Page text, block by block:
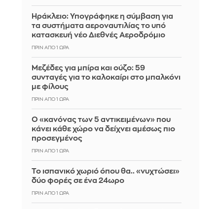
Ηράκλειο: Υπογράφηκε η σύμβαση για
τα συστήματα αεροναυτιλίας το υπό
κατασκευή νέο Διεθνές Αεροδρόμιο
ΠΡΙΝ ΑΠΌ 1 ΏΡΑ
Μεζέδες για μπίρα και ούζο: 59
συνταγές για το καλοκαίρι στο μπαλκόνι
με φίλους
ΠΡΙΝ ΑΠΌ 1 ΏΡΑ
Ο «κανόνας των 5 αντικειμένων» που
κάνει κάθε χώρο να δείχνει αμέσως πιο
προσεγμένος
ΠΡΙΝ ΑΠΌ 1 ΏΡΑ
Το ισπανικό χωριό όπου θα.. «νυχτώσει»
δύο φορές σε ένα 24ωρο
ΠΡΙΝ ΑΠΌ 1 ΏΡΑ